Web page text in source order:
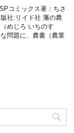
コミックス著：ちさ
社:リイド社 藩の農
めじろ いちのす
問題に、農書（農業